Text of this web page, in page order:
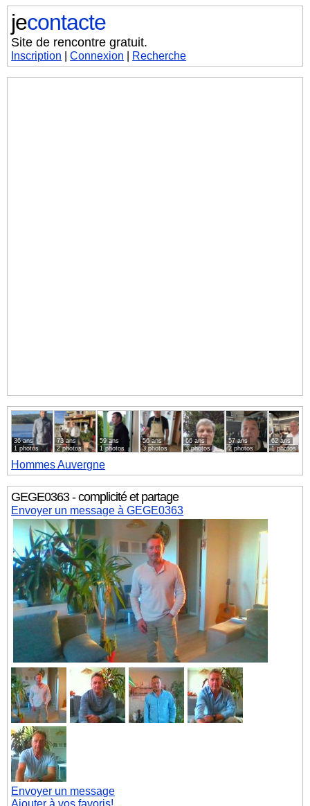
jecontacte
Site de rencontre gratuit.
Inscription |Connexion Recherche
36 ans
1 photos
73 ans
2 photos
59 ans
1 photos
56 ans
3 photos
66 ans
3 photos
57 ans
2 photos
62 ans
1 photos
HommesAuvergne
GEGE0363 - complicité et partage
Envoyer un message à GEGE0363
Envoyer un message
Ajouter à vos favoris!